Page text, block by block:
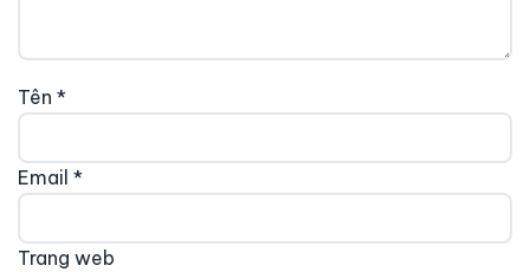
Tên *
Email *
Trang web